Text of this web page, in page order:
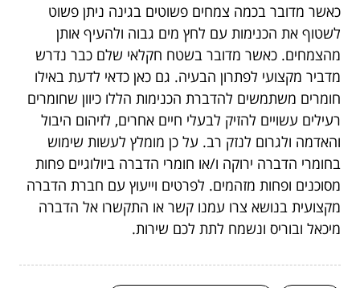
כאשר מדובר בכמה צמחים פשוטים בגינה ניתן פשוט
לשטוף את הכנימות עם לחץ מים גבוה ולהעיף אותן
מהצמחים. כאשר מדובר בשטח חקלאי שלם כבר נדרש
מדביר מקצועי לפתרון הבעיה. גם כאן כדאי לדעת באילו
חומרים משתמשים להדברת הכנימות הללו כיוון שחומרים
רעילים עשויים להזיק לבעלי חיים אחרים, לזיהום היבול
והאדמה ולגרום לנזק רב. על כן מומלץ לעשות שימוש
בחומרי הדברה ירוקה ו/או חומרי הדברה ביולוגיים פחות
מסוכנים ופחות מזהמים. לפרטים וייעוץ עם חברת הדברה
מקצועית בנושא צרו עמנו קשר או התקשרו אל הדברה
מיכאל ובוריס ונשמח לתת לכם שירות.